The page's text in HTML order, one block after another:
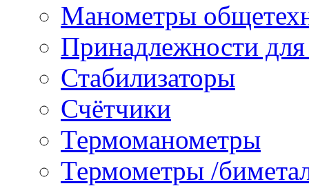
Манометры
Принадлежности
Стабилизаторы
Счётчики
Термоманометры
Термометры /